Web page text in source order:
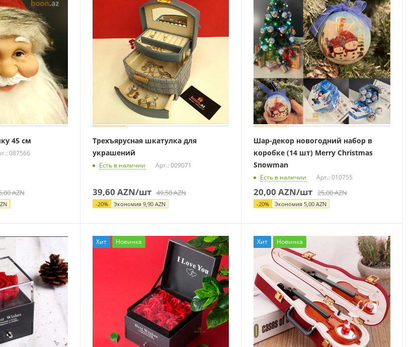
45 см
087566
AZN
Трехъярусная шкатулка для
украшений
Есть в наличии Арт.: 009071
39,60 AZN/шт 49,50AZN
-20% Экономия 9,90AZN
Шар-декор новогодний набор в
коробке (14 шт) Merry Christmas
Snowman
Есть в наличии Арт.: 010755
20,00 AZN/шт 25,00AZN
-20% Экономия 5,00 AZN
Хит Новинка Хит Новинка